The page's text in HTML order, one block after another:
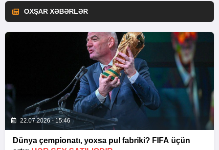
OXŞAR XƏBƏRLƏR
22.07.2026 - 15:46
Dünya çempionatı, yoxsa pul fabriki? FIFA üçün